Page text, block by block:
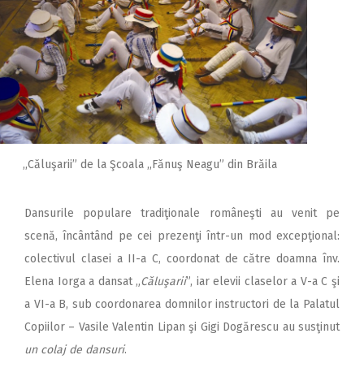
,,Căluşarii” de la Şcoala ,,Fănuş Neagu” din Brăila
Dansurile populare tradiţionale româneşti au venit pe
scenă, încântând pe cei prezenţi într-un mod excepţional:
colectivul clasei a II-a C, coordonat de către doamna înv.
Elena Iorga a dansat „Căluşarii”, iar elevii claselor a V-a C şi
a VI-a B, sub coordonarea domnilor instructori de la Palatul
Copiilor – Vasile Valentin Lipan şi Gigi Dogărescu au susţinut
un colaj de dansuri.